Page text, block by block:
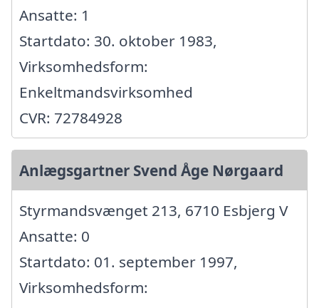
Ansatte: 1
Startdato: 30. oktober 1983,
Virksomhedsform:
Enkeltmandsvirksomhed
CVR: 72784928
Anlægsgartner Svend Åge Nørgaard
Styrmandsvænget 213, 6710 Esbjerg V
Ansatte: 0
Startdato: 01. september 1997,
Virksomhedsform: